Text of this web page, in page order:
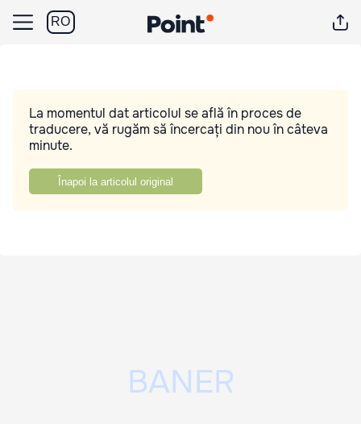
RO
La momentul dat articolul se află în proces de
traducere, vă rugăm să încercați din nou în câteva
minute.
Înapoi la articolul original